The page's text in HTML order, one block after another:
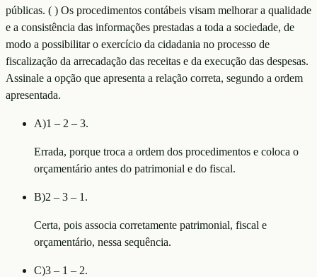
públicas. ( ) Os procedimentos contábeis visam melhorar a qualidade
e a consistência das informações prestadas a toda a sociedade, de
modo a possibilitar o exercício da cidadania no processo de
fiscalização da arrecadação das receitas e da execução das despesas.
Assinale a opção que apresenta a relação correta, segundo a ordem
apresentada.
A)1 – 2 – 3.
Errada, porque troca a ordem dos procedimentos e coloca o
orçamentário antes do patrimonial e do fiscal.
B)2 – 3 – 1.
Certa, pois associa corretamente patrimonial, fiscal e
orçamentário, nessa sequência.
C)3 – 1 – 2.